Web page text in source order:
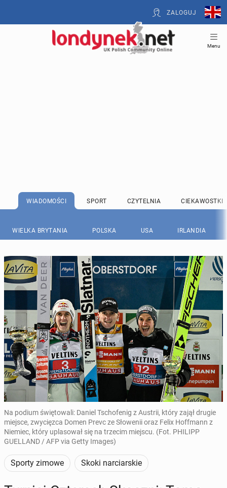
ZALOGUJ
Menu
WIADOMOŚCI SPORT CZYTELNIA CIEKAWOSTKI
WIELKA BRYTANIA POLSKA USA IRLANDIA
Na podium świętowali: Daniel Tschofenig z Austrii, który zajął drugie
miejsce, zwycięzca Domen Prevc ze Słowenii oraz Felix Hoffmann z
Niemiec, który uplasował się na trzecim miejscu. (Fot. PHILIPP
GUELLAND / AFP via Getty Images)
Sporty zimowe Skoki narciarskie